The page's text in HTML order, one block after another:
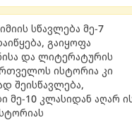
სწავლება მე-7
გაიყოფა
და ლიტერატურის
ისტორია კი
შეისწავლება,
მე-10 კლასიდან აღარ